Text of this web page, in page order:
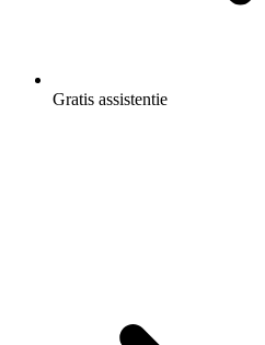
Gratis assistentie